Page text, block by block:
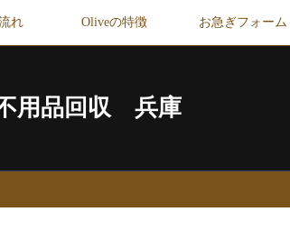
れ Oliveの特徴 お急ぎフォーム
用品回収 兵庫